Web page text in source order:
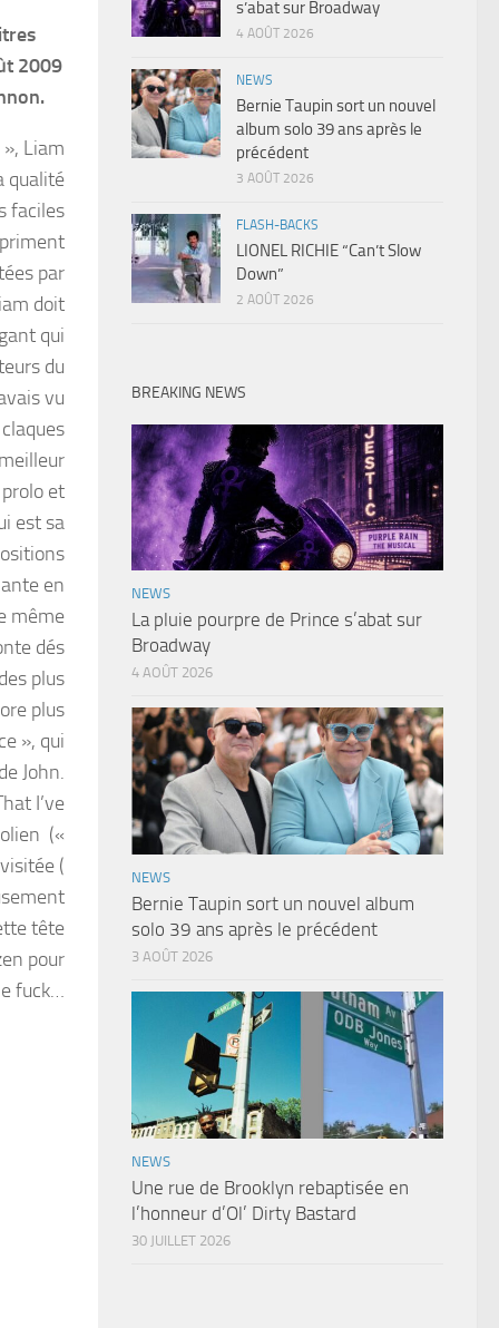
2009
Liam
qualité
faciles
par
doit
qui
du
vu
prolo et
est sa
en
même
dés
plus
plus
», qui
John.
I’ve
(«
(
tête
pour
fuck…
s’abat sur Broadway
4 AOÛT 2026
NEWS
Bernie Taupin sort un nouvel
album solo 39 ans après le
précédent
3 AOÛT 2026
FLASH-BACKS
LIONEL RICHIE “Can’t Slow
Down”
2 AOÛT 2026
BREAKING NEWS
NEWS
La pluie pourpre de Prince s’abat sur
Broadway
4 AOÛT 2026
NEWS
Bernie Taupin sort un nouvel album
solo 39 ans après le précédent
3 AOÛT 2026
NEWS
Une rue de Brooklyn rebaptisée en
l’honneur d’Ol’ Dirty Bastard
30 JUILLET 2026